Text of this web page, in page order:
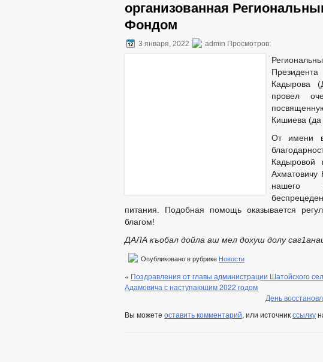
организованная
Фондом
3 января, 2022 admin Просмотров:
Кадырова
провел
Кишиева (да
От имени
Кадыровой
Ахматовичу
нашего
питания. Подобная помощь оказывается
благом!
ДАЛА къобал дойла аш мел дохуш долу
Опубликовано в рубрике Новости
« Поздравления от главы администрации Шатойского
Адамовича с наступающим 2022 годом
День
Вы можете оставить комментарий, или источникссылку